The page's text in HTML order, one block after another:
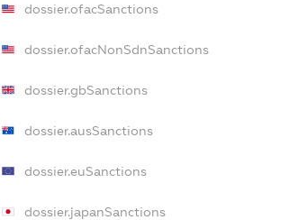
dossier.ofacSanctions
dossier.ofacNonSdnSanctions
dossier.gbSanctions
dossier.ausSanctions
dossier.euSanctions
dossier.japanSanctions